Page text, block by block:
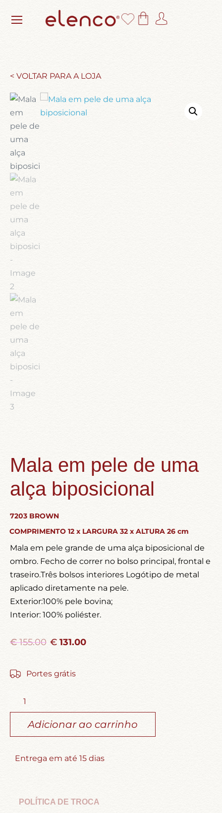
< VOLTAR PARA A LOJA
Mala em pele de uma
alça biposicional
7203 BROWN
COMPRIMENTO 12 x LARGURA 32 x ALTURA 26 cm
Mala em pele grande de uma alça biposicional de
ombro. Fecho de correr no bolso principal, frontal e
traseiro.Três bolsos interiores Logótipo de metal
aplicado diretamente na pele.
Exterior:100% pele bovina;
Interior: 100% poliéster.
€155.00 € 131.00
Portes grátis
Adicionar ao carrinho
Entrega em até 15 dias
POLÍTICA DE TROCA